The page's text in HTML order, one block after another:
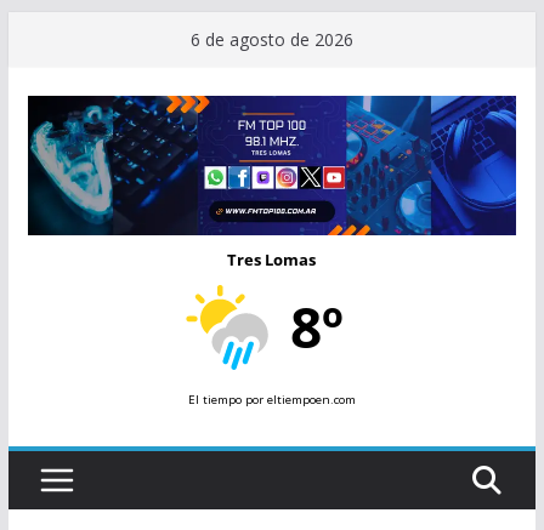
contenido
6 de agosto de 2026
Tres Lomas
8º
El tiempopor eltiempoen.com